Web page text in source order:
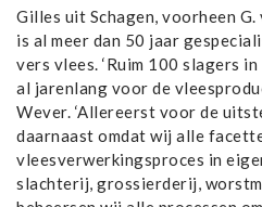
Gilles uit Schagen, voorheen G.
is al meer dan 50 jaar
vers vlees. ‘Ruim 100 slagers
al jarenlang voor de
Wever. ‘Allereerst voor de
daarnaast omdat wij alle
vleesverwerkingsproces in
slachterij, grossierderij,